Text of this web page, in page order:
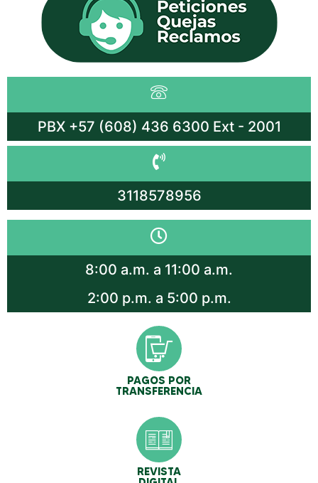
PBX +57 (608) 436 6300 Ext - 2001
3118578956
8:00 a.m. a 11:00 a.m.
2:00 p.m. a 5:00 p.m.
PAGOS POR
TRANSFERENCIA
REVISTA